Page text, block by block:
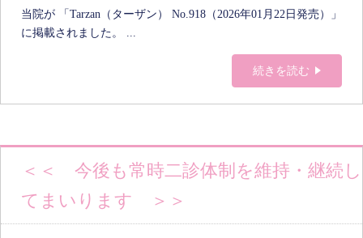
当院が 「Tarzan（ターザン） No.918（2026年01月22日発売）」
に掲載されました。 ...
続きを読む
＜＜ 今後も常時二診体制を維持・継続し
てまいります ＞＞